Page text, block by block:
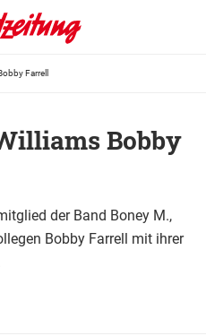
Farrell
Bobby
der Band Boney M.,
Bobby Farrell mit ihrer